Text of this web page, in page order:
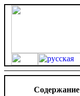
Cодержание